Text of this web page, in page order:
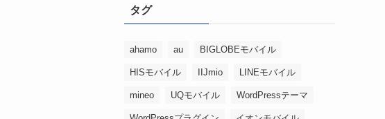
タグ
ahamo au BIGLOBEモバイル
HISモバイル IIJmio LINEモバイル
mineo UQモバイル WordPressテーマ